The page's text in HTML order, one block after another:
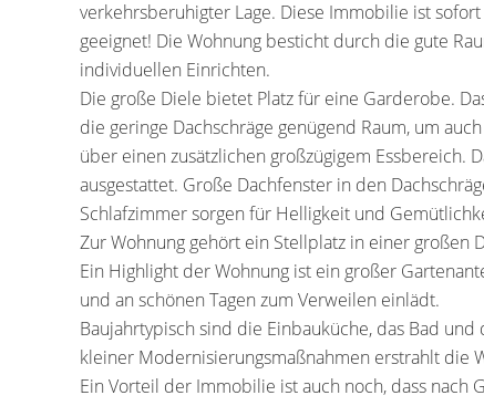
verkehrsberuhigter Lage. Diese Immobilie ist
geeignet! Die Wohnung besticht durch die gute
individuellen Einrichten.
Die große Diele bietet Platz für eine Garderobe.
die geringe Dachschräge genügend Raum, um
über einen zusätzlichen großzügigem Essbereich.
ausgestattet. Große Dachfenster in den
Schlafzimmer sorgen für Helligkeit und
Zur Wohnung gehört ein Stellplatz in einer großen
Ein Highlight der Wohnung ist ein großer
und an schönen Tagen zum Verweilen einlädt.
Baujahrtypisch sind die Einbauküche, das Bad
kleiner Modernisierungsmaßnahmen erstrahlt die
Ein Vorteil der Immobilie ist auch noch, dass nach